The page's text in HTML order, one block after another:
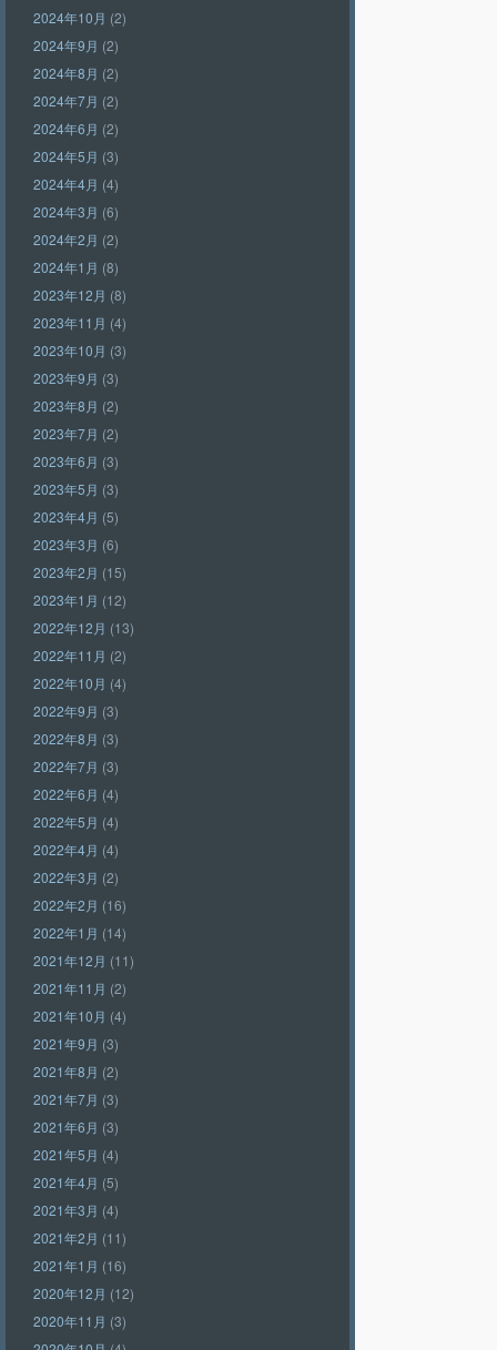
2024年10月 (2)
2024年9月 (2)
2024年8月 (2)
2024年7月 (2)
2024年6月 (2)
2024年5月 (3)
2024年4月 (4)
2024年3月 (6)
2024年2月 (2)
2024年1月 (8)
2023年12月 (8)
2023年11月 (4)
2023年10月 (3)
2023年9月 (3)
2023年8月 (2)
2023年7月 (2)
2023年6月 (3)
2023年5月 (3)
2023年4月 (5)
2023年3月 (6)
2023年2月 (15)
2023年1月 (12)
2022年12月 (13)
2022年11月 (2)
2022年10月 (4)
2022年9月 (3)
2022年8月 (3)
2022年7月 (3)
2022年6月 (4)
2022年5月 (4)
2022年4月 (4)
2022年3月 (2)
2022年2月 (16)
2022年1月 (14)
2021年12月 (11)
2021年11月 (2)
2021年10月 (4)
2021年9月 (3)
2021年8月 (2)
2021年7月 (3)
2021年6月 (3)
2021年5月 (4)
2021年4月 (5)
2021年3月 (4)
2021年2月 (11)
2021年1月 (16)
2020年12月 (12)
2020年11月 (3)